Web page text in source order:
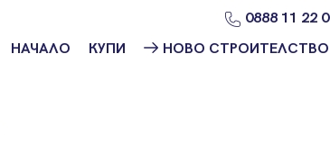
0888 11 22
НАЧАЛО КУПИ НОВО СТРОИТЕЛСТВО